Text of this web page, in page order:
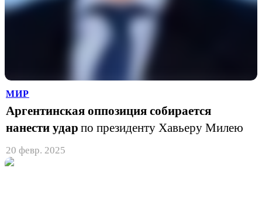
МИР
Аргентинская оппозиция собирается
нанести удар по президенту Хавьеру Милею
20 февр. 2025